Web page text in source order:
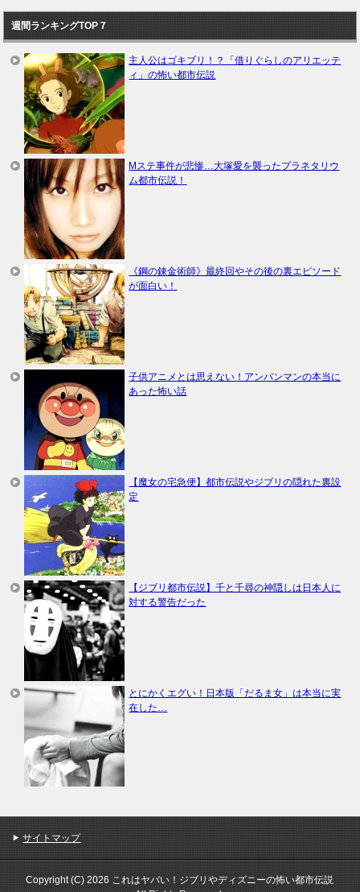
週間ランキングTOP７
主人公はゴキブリ！？「借りぐらしのアリエッテ
ィ」の怖い都市伝説
Mステ事件が悲惨…大塚愛を襲ったプラネタリウ
ム都市伝説！
《鋼の錬金術師》最終回やその後の裏エピソード
が面白い！
子供アニメとは思えない！アンパンマンの本当に
あった怖い話
【魔女の宅急便】都市伝説やジブリの隠れた裏設
定
【ジブリ都市伝説】千と千尋の神隠しは日本人に
対する警告だった
とにかくエグい！日本版「だるま女」は本当に実
在した…
サイトマップ
Copyright (C) 2026 これはヤバい！ジブリやディズニーの怖い都市伝説